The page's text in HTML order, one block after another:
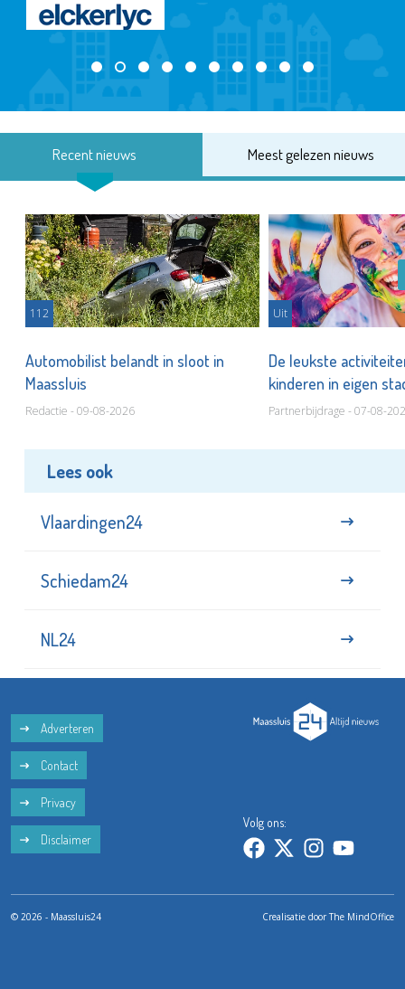
Recent nieuws Meest gelezen nieuws
112
Automobilist belandt in sloot in
Maassluis
Redactie - 09-08-2026
Uit
De leukste
kinderen in eigen
Partnerbijdrage - 07-08-
Lees ook
Vlaardingen24
Schiedam24
NL24
Adverteren
Contact
Privacy
Disclaimer
Volg ons:
© 2026 - Maassluis24 Crealisatie doorThe MindOffice